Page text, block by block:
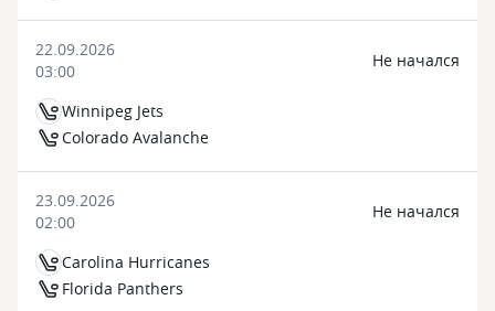
22.09.2026
03:00
Winnipeg Jets
Colorado Avalanche
Не начался
23.09.2026
02:00
Carolina Hurricanes
Florida Panthers
Не начался